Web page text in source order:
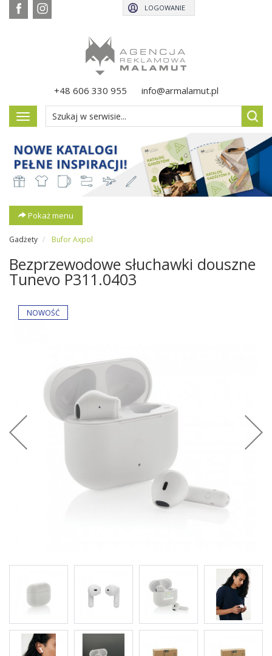
+48 606 330 955 info@armalamut.pl
LOGOWANIE
Pokaż
menu
Pokaż menu
Gadżety Bufor Axpol
Bezprzewodowe słuchawki douszne
Tunevo P311.0403